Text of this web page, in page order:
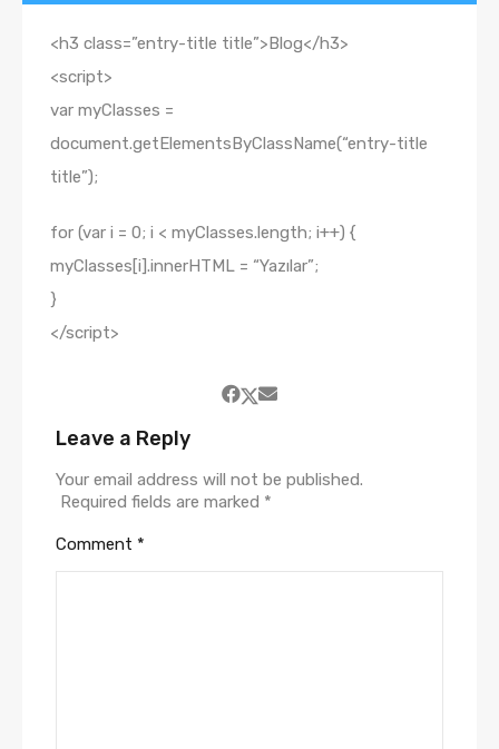
<h3 class=”entry-title title”>Blog</h3>
<script>
var myClasses =
document.getElementsByClassName(“entry-title
title”);
for (var i = 0; i < myClasses.length; i++) {
myClasses[i].innerHTML = “Yazılar”;
}
</script>
Leave a Reply
Your email address will not be published.
Required fields are marked *
Comment *